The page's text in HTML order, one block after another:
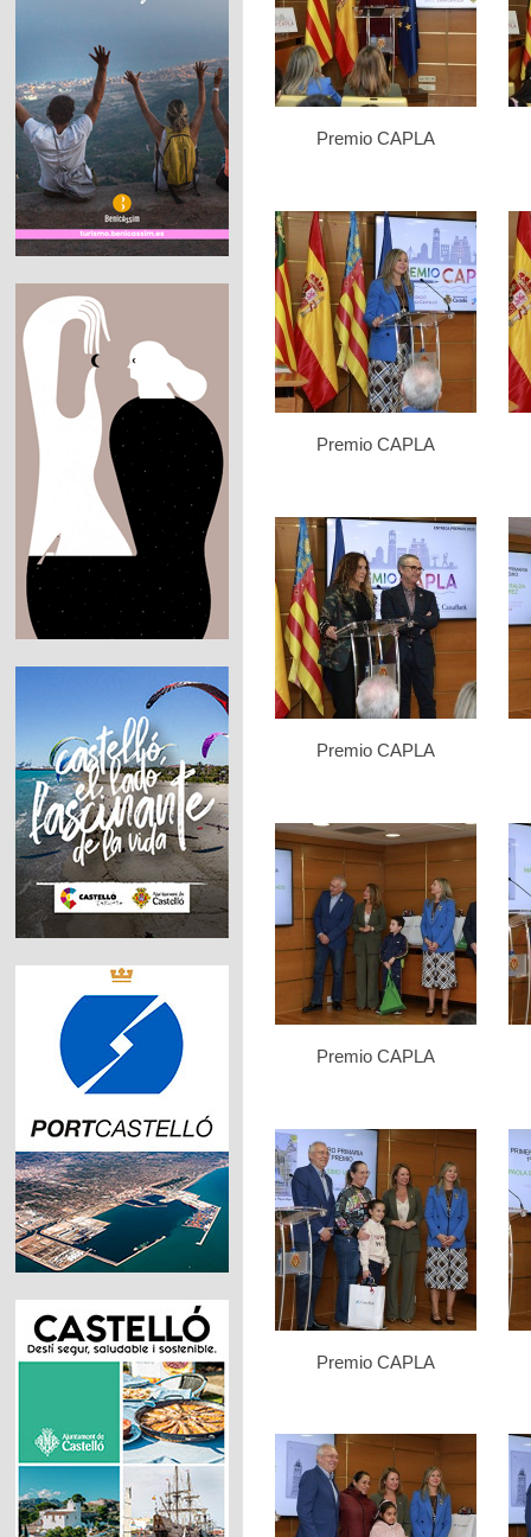
Premio CAPLA
Premio CAPLA
Premio CAPLA
Premio CAPLA
Premio CAPLA